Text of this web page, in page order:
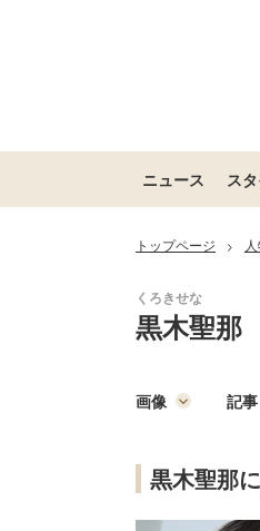
ニュース ス
トップページ >
黒木聖那
画像 記事
黒木聖那